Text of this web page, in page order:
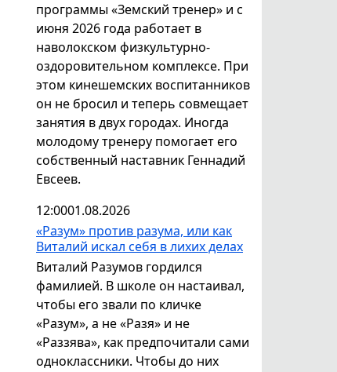
программы «Земский тренер» и с
июня 2026 года работает в
наволокском физкультурно-
оздоровительном комплексе. При
этом кинешемских воспитанников
он не бросил и теперь совмещает
занятия в двух городах. Иногда
молодому тренеру помогает его
собственный наставник Геннадий
Евсеев.
12:0001.08.2026
«Разум» против разума, или как
Виталий искал себя в лихих делах
Виталий Разумов гордился
фамилией. В школе он настаивал,
чтобы его звали по кличке
«Разум», а не «Разя» и не
«Раззява», как предпочитали сами
одноклассники. Чтобы до них